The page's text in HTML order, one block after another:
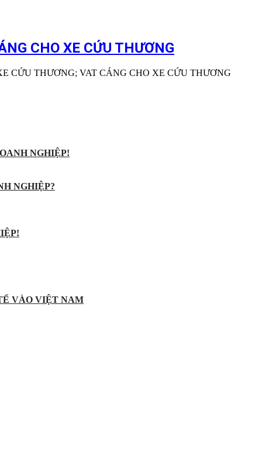
CHO XE CỨU THƯƠNG
CỨU THƯƠNG; VAT CÁNG CHO XE CỨU THƯƠNG
NGHIỆP!
NGHIỆP?
VÀO VIỆT NAM